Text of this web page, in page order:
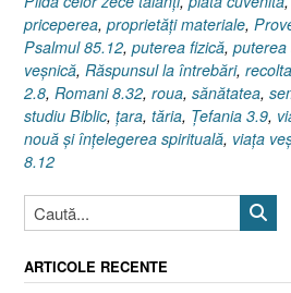
priceperea, proprietăţi materiale,
Psalmul 85.12, puterea fizică, puterea
veşnică, Răspunsul la întrebări, recolta
2.8, Romani 8.32, roua, sănătatea,
studiu Biblic, ţara, tăria, Ţefania 3.9,
nouă şi înţelegerea spirituală, viaţa
8.12
ARTICOLE RECENTE